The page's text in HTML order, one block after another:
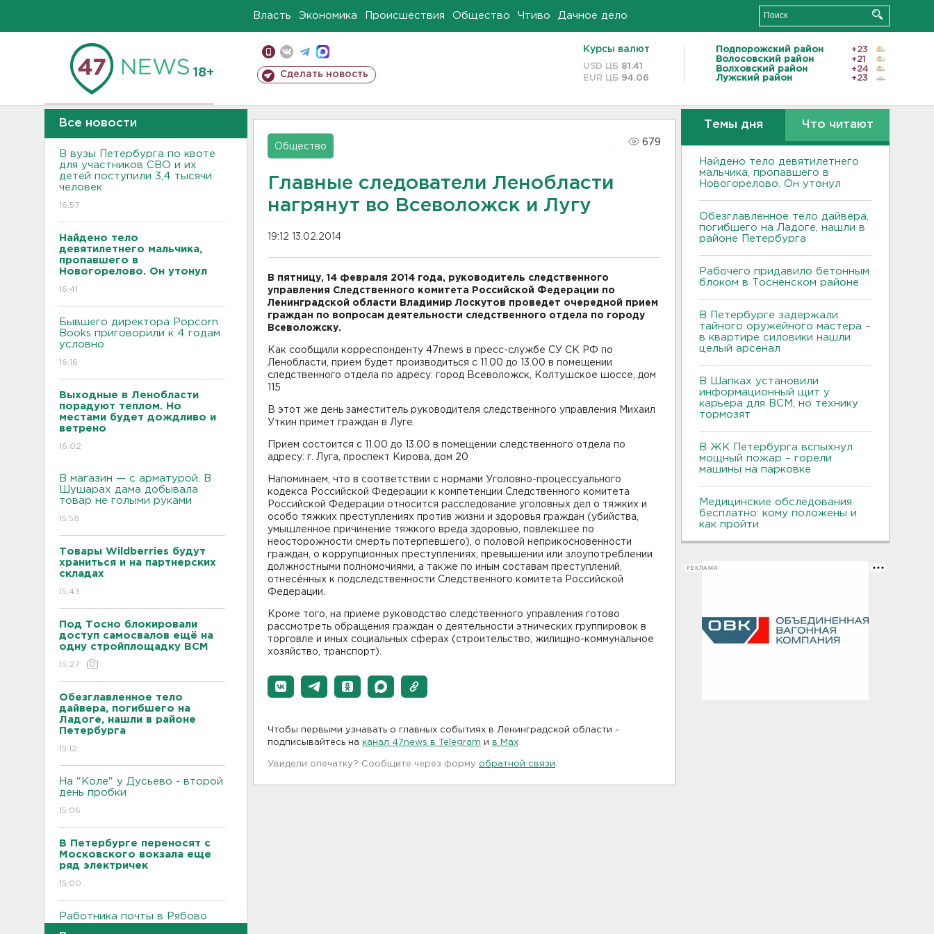
Власть Экономика Происшествия Общество Чтиво Дачное дело
18+ Сделать новость
Курсы валют
USD ЦБ 81.41
EUR ЦБ 94.06
Подпорожский район
+23
Волосовский район
+21
Волховский район
+24
Лужский район
+23
Все новости
В вузы Петербурга по квоте
для участников СВО и их
детей поступили 3,4 тысячи
человек
16:57
Найдено тело
девятилетнего мальчика,
пропавшего в
Новогорелово. Он утонул
16:41
Бывшего директора Popcorn
Books приговорили к 4 годам
условно
16:16
Выходные в Ленобласти
порадуют теплом. Но
местами будет дождливо и
ветрено
16:02
В магазин — с арматурой. В
Шушарах дама добывала
товар не голыми руками
15:58
Товары Wildberries будут
храниться и на партнерских
складах
15:43
Под Тосно блокировали
доступ самосвалов ещё на
одну стройплощадку ВСМ
15:27
Обезглавленное тело
дайвера, погибшего на
Ладоге, нашли в районе
Петербурга
15:12
На "Коле" у Дусьево - второй
день пробки
15:06
В Петербурге переносят с
Московского вокзала еще
ряд электричек
15:00
Работника почты в Рябово
Общество
679
Главные следователи Ленобласти
нагрянут во Всеволожск и Лугу
19:12 13.02.2014
В пятницу, 14 февраля 2014 года, руководитель следственного
управления Следственного комитета Российской Федерации по
Ленинградской области Владимир Лоскутов проведет очередной прием
граждан по вопросам деятельности следственного отдела по городу
Всеволожску.
Как сообщили корреспонденту 47news в пресс-службе СУ СК РФ по
Ленобласти, прием будет производиться с 11.00 до 13.00 в помещении
следственного отдела по адресу: город Всеволожск, Колтушское шоссе, дом
115
В этот же день заместитель руководителя следственного управления Михаил
Уткин примет граждан в Луге.
Прием состоится с 11.00 до 13.00 в помещении следственного отдела по
адресу: г. Луга, проспект Кирова, дом 20
Напоминаем, что в соответствии с нормами Уголовно-процессуального
кодекса Российской Федерации к компетенции Следственного комитета
Российской Федерации относится расследование уголовных дел о тяжких и
особо тяжких преступлениях против жизни и здоровья граждан (убийства,
умышленное причинение тяжкого вреда здоровью, повлекшее по
неосторожности смерть потерпевшего), о половой неприкосновенности
граждан, о коррупционных преступлениях, превышении или злоупотреблении
должностными полномочиями, а также по иным составам преступлений,
отнесённых к подследственности Следственного комитета Российской
Федерации.
Кроме того, на приеме руководство следственного управления готово
рассмотреть обращения граждан о деятельности этнических группировок в
торговле и иных социальных сферах (строительство, жилищно-коммунальное
хозяйство, транспорт).
Чтобы первыми узнавать о главных событиях в Ленинградской области -
подписывайтесь на канал 47news в Telegram и в Maх
Увидели опечатку? Сообщите через форму обратной связи
Темы дня Что читают
Найдено тело девятилетнего
мальчика, пропавшего в
Новогорелово. Он утонул
Обезглавленное тело дайвера,
погибшего на Ладоге, нашли в
районе Петербурга
Рабочего придавило бетонным
блоком в Тосненском районе
В Петербурге задержали
тайного оружейного мастера –
в квартире силовики нашли
целый арсенал
В Шапках установили
информационный щит у
карьера для ВСМ, но технику
тормозят
В ЖК Петербурга вспыхнул
мощный пожар – горели
машины на парковке
Медицинские обследования
бесплатно: кому положены и
как пройти
РЕКЛАМА